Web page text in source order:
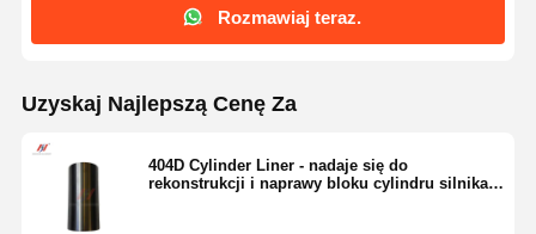
Rozmawiaj teraz.
Uzyskaj Najlepszą Cenę Za
404D Cylinder Liner - nadaje się do
rekonstrukcji i naprawy bloku cylindru silnika